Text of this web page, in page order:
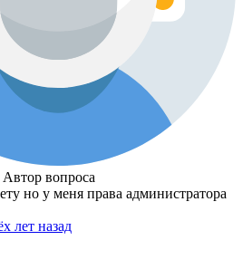
Автор вопроса
но у меня права администратора
лет назад